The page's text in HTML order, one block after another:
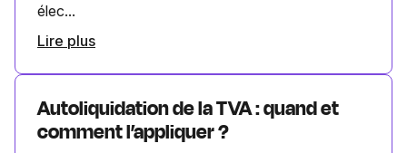
élec...
Lire plus
Autoliquidation de la TVA : quand et
comment l’appliquer ?